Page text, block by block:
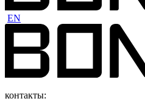
EN
контакты: